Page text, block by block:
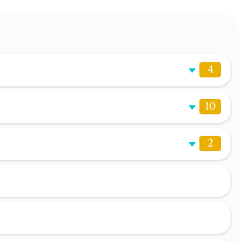
4
10
2